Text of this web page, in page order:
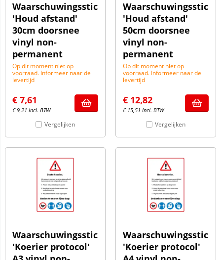
Waarschuwingssticker
'Houd afstand'
30cm doorsnee
vinyl non-
permanent
Op dit moment niet op
voorraad. Informeer naar de
levertijd
€ 7,61
€9,21 Incl. BTW
Vergelijken
'Houd afstand'
50cm doorsnee
vinyl non-
permanent
Op dit moment niet op
voorraad. Informeer naar de
levertijd
€ 12,82
€ 15,51 Incl. BTW
Vergelijken
Waarschuwingssticker
'Koerier protocol'
'Koerier protocol'